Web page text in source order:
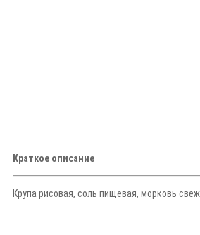
Краткое описание
Крупа рисовая, соль пищевая, морковь